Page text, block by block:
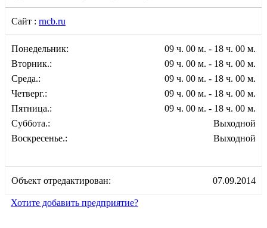
Сайт : rncb.ru
Понедельник:
09 ч. 00 м. - 18 ч. 00 м.
Вторник.:
09 ч. 00 м. - 18 ч. 00 м.
Среда.:
09 ч. 00 м. - 18 ч. 00 м.
Четверг.:
09 ч. 00 м. - 18 ч. 00 м.
Пятница.:
09 ч. 00 м. - 18 ч. 00 м.
Суббота.:
Выходной
Воскресенье.:
Выходной
Объект отредактирован: 07.09.2014
Хотите добавить предприятие?